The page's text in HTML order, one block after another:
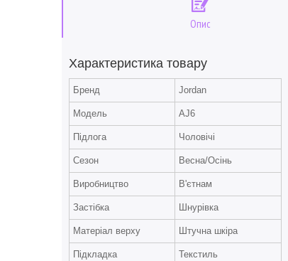
Опис
Характеристика товару
Бренд Jordan
Модель AJ6
Підлога Чоловічі
Сезон Весна/Осінь
Виробництво В'єтнам
Застібка Шнурівка
Матеріал верху Штучна шкіра
Підкладка Текстиль